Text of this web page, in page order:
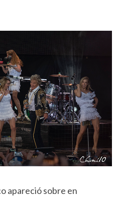
apareció sobre en